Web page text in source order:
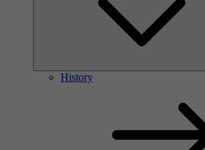
History